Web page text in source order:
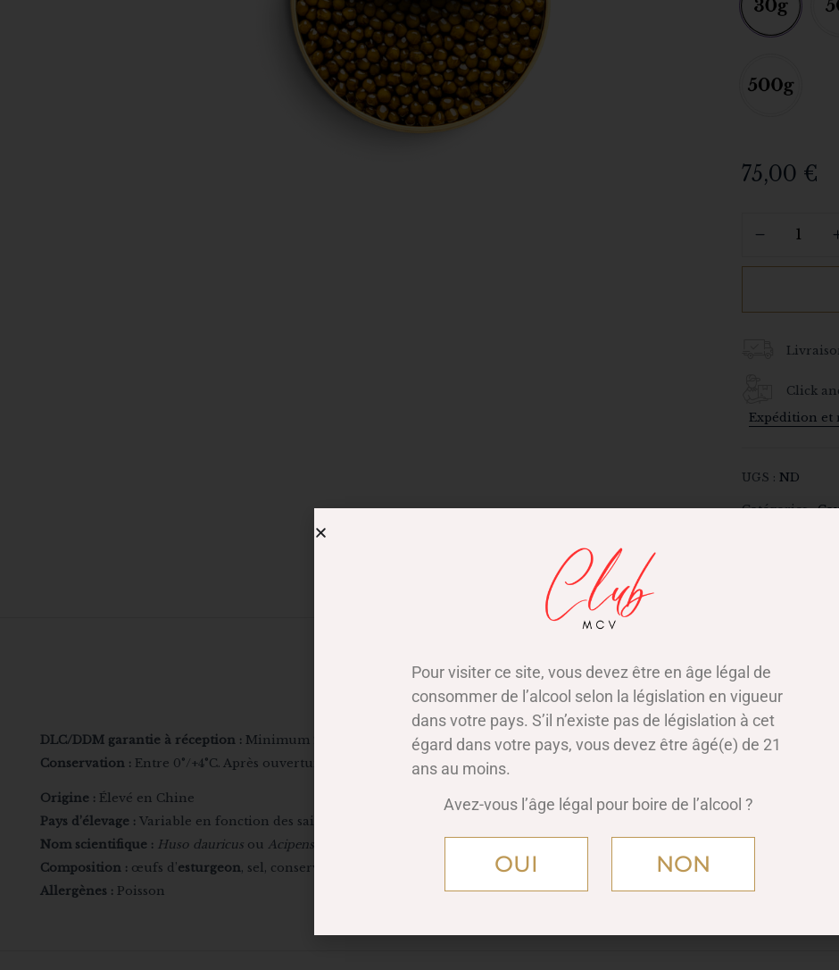
75,00 €
Click
Expédition et
UGS :ND
Catégories :
DESCRIPTION AVIS (0)
DLC/DDM garantie à réception : Minimum 2 mois avant ouverture.
Conservation : Entre 0°/+4°C. Après ouverture, à consommer sous 3 jours.
Origine : Élevé en Chine
Pays d’élevage : Variable en fonction des saisons, disponibilité sur demande.
Nom scientifique : Huso dauricus ou Acipenser schrencki x Huso dauricus
Composition : œufs d’esturgeon, sel, conservateur E285
Allergènes : Poisson
Pour visiter ce site, vous devez être en âge légal de
consommer de l’alcool selon la législation en vigueur
dans votre pays. S’il n’existe pas de législation à cet
égard dans votre pays, vous devez être âgé(e) de 21
ans au moins.
Avez-vous l’âge légal pour boire de l’alcool ?
OUI NON